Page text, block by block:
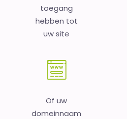
toegang
hebben tot
uw site
Of uw
domeinnaam